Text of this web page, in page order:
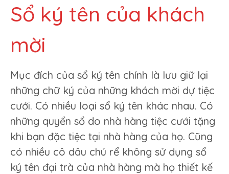
Sổ ký tên của khách
mời
Mục đích của sổ ký tên chính là lưu giữ lại
những chữ ký của những khách mời dự tiệc
cưới. Có nhiều loại sổ ký tên khác nhau. Có
những quyển sổ do nhà hàng tiệc cưới tặng
khi bạn đặc tiệc tại nhà hàng của họ. Cũng
có nhiều cô dâu chú rể không sử dụng sổ
ký tên đại trà của nhà hàng mà họ thiết kế